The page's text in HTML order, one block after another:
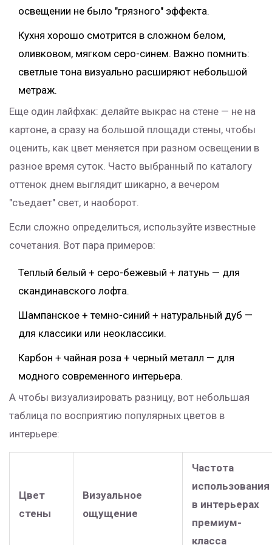
освещении не было "грязного" эффекта.
Кухня хорошо смотрится в сложном белом,
оливковом, мягком серо-синем. Важно помнить:
светлые тона визуально расширяют небольшой
метраж.
Еще один лайфхак: делайте выкрас на стене — не на
картоне, а сразу на большой площади стены, чтобы
оценить, как цвет меняется при разном освещении в
разное время суток. Часто выбранный по каталогу
оттенок днем выглядит шикарно, а вечером
"съедает" свет, и наоборот.
Если сложно определиться, используйте известные
сочетания. Вот пара примеров:
Теплый белый + серо-бежевый + латунь — для
скандинавского лофта.
Шампанское + темно-синий + натуральный дуб —
для классики или неоклассики.
Карбон + чайная роза + черный металл — для
модного современного интерьера.
А чтобы визуализировать разницу, вот небольшая
таблица по восприятию популярных цветов в
интерьере:
Цвет
стены
Визуальное
ощущение
Частота
использования
в интерьерах
премиум-
класса